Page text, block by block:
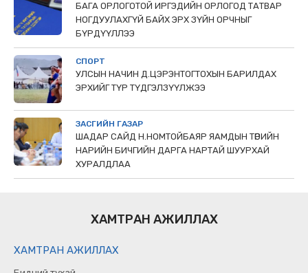
БАГА ОРЛОГОТОЙ ИРГЭДИЙН ОРЛОГОД ТАТВАР
НОГДУУЛАХГҮЙ БАЙХ ЭРХ ЗҮЙН ОРЧНЫГ
БҮРДҮҮЛЛЭЭ
СПОРТ
УЛСЫН НАЧИН Д.ЦЭРЭНТОГТОХЫН БАРИЛДАХ
ЭРХИЙГ ТҮР ТҮДГЭЛЗҮҮЛЖЭЭ
ЗАСГИЙН ГАЗАР
ШАДАР САЙД Н.НОМТОЙБАЯР ЯАМДЫН ТӨРИЙН
НАРИЙН БИЧГИЙН ДАРГА НАРТАЙ ШУУРХАЙ
ХУРАЛДЛАА
ХАМТРАН АЖИЛЛАХ
ХАМТРАН АЖИЛЛАХ